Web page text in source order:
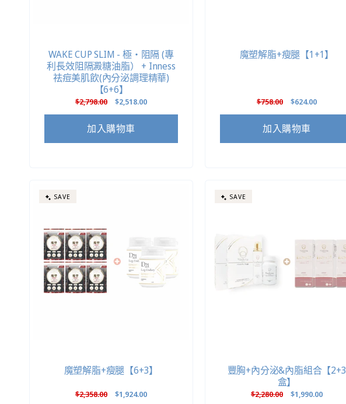
WAKE CUP SLIM - 極・阻隔 (專
利長效阻隔澱糖油脂） + Inness
祛痘美肌飲(內分泌調理精華)
【6+6】
定
$2,798.00 售
$2,518.00
加入購物車
魔塑解脂+瘦腿【1+1】
定
$758.00 售
$624.00
加入購物車
SAVE
魔塑解脂+瘦腿【6+3】
定
$2,358.00 售
$1,924.00
SAVE
豐胸+內分泌&內脂組合【2+3
盒】
定
$2,280.00 售
$1,990.00